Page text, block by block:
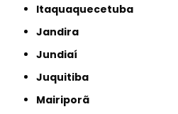
Itaquaquecetuba
Jandira
Jundiaí
Juquitiba
Mairiporã